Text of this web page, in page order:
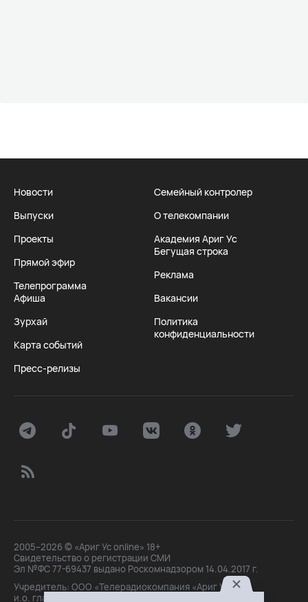
Новости
Выпуски
Проекты
Прямой эфир
Телепрограмма
Афиша
Зурхай
Карта событий
Пресс-релизы
Семейный контролер
О телекомпании
Академия Ариг Ус
Бегущая строка
Реклама
Вакансии
Политика
конфиденциальности
2005–2026 © «Ариг Ус online» 18+
Свидетельство о регистрации СМИ
Эл №ФС 77-69437 выдано Роскомнадзором 14.04.2017 г.
Учредитель: ООО «Телерадиокомпания «Ариг Ус»,
и.о. главного редактора: Маханова О.Б.